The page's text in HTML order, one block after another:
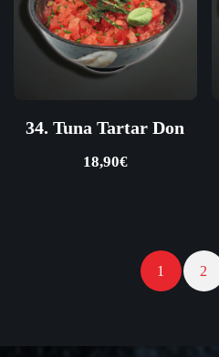
34. Tuna Tartar Don
18,90€
1 2